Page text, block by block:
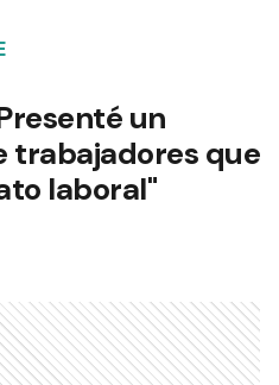
un
trabajadores que
laboral"